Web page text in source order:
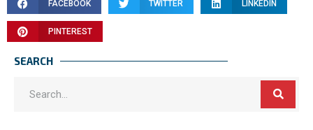
FACEBOOK TWITTER LINKEDIN
PINTEREST
SEARCH